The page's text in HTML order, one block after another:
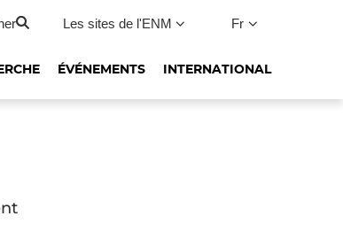
Les sites de l'ENM Fr
ÉVÉNEMENTS INTERNATIONAL